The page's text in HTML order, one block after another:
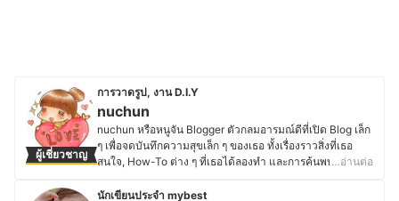
ผู้เชี่ยวชาญ
การวาดรูป, งาน D.I.Y
nuchun
nuchun หรือหนูจัน Blogger ตัวกลมอารมณ์ดีที่เปิด Blog เล็ก
ๆ เพื่อจดบันทึกความสุขเล็ก ๆ ของเธอ ทั้งเรื่องราวสิ่งที่เธอ
สนใจ, How-To ต่าง ๆ ที่เธอได้ลองทำ และการค้นพบ
ประดิษฐ์ประดอยแบบญี่ปุ่น ๆ ที่เธอหลงรักตั้งแต่ยังเป็นเด็ก ใน
…อ่านต่อ
นักเขียนประจำ mybest